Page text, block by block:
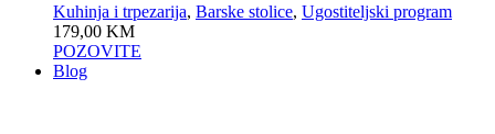
Kuhinja i trpezarija, Barske stolice, Ugostiteljski program
179,00 KM
POZOVITE
Blog